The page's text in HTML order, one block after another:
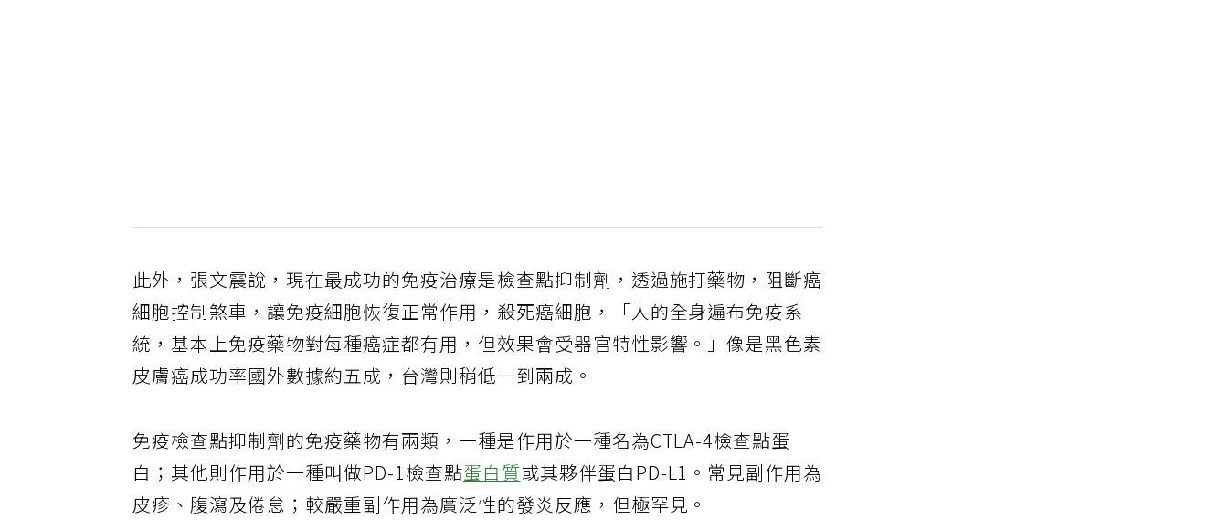
此外，張文震說，現在最成功的免疫治療是檢查點抑制劑，透過施打藥物，阻斷癌
細胞控制煞車，讓免疫細胞恢復正常作用，殺死癌細胞，「人的全身遍布免疫系
統，基本上免疫藥物對每種癌症都有用，但效果會受器官特性影響。」像是黑色素
皮膚癌成功率國外數據約五成，台灣則稍低一到兩成。
免疫檢查點抑制劑的免疫藥物有兩類，一種是作用於一種名為CTLA-4檢查點蛋
白；其他則作用於一種叫做PD-1檢查點蛋白質或其夥伴蛋白PD-L1。常見副作用為
皮疹、腹瀉及倦怠；較嚴重副作用為廣泛性的發炎反應，但極罕見。